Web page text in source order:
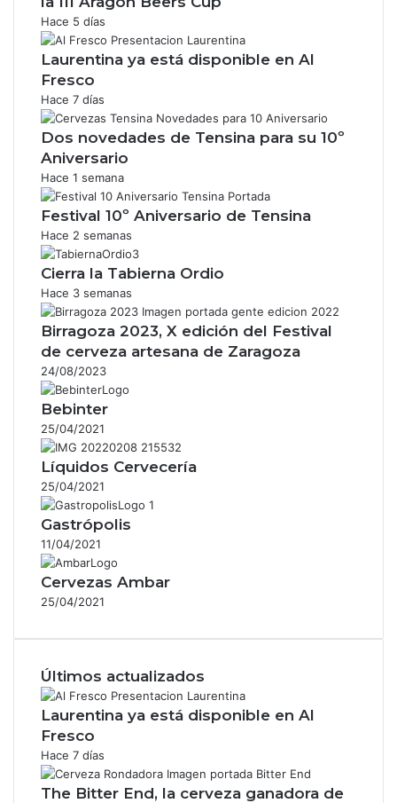
Hace 5 días
Laurentina ya está disponible en Al
Fresco
Hace 7 días
Dos novedades de Tensina para su 10º
Aniversario
Hace 1 semana
Festival 10º Aniversario de Tensina
Hace 2 semanas
Cierra la Tabierna Ordio
Hace 3 semanas
Birragoza 2023, X edición del Festival
de cerveza artesana de Zaragoza
24/08/2023
Bebinter
25/04/2021
Líquidos Cervecería
25/04/2021
Gastrópolis
11/04/2021
Cervezas Ambar
25/04/2021
Últimos actualizados
Laurentina ya está disponible en Al
Fresco
Hace 7 días
The Bitter End, la cerveza ganadora de